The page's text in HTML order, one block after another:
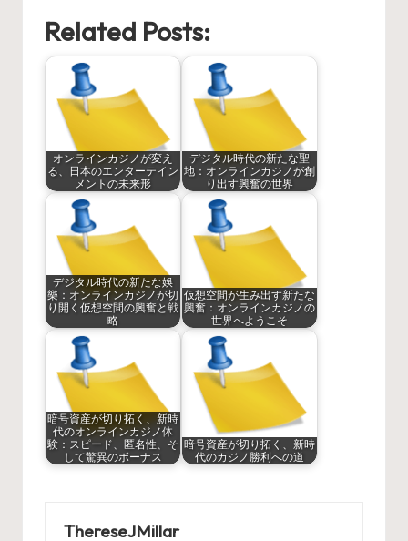
Related Posts:
オンラインカジノが変え
る、日本のエンターテイン
メントの未来形
デジタル時代の新たな聖
地：オンラインカジノが創
り出す興奮の世界
デジタル時代の新たな娛
樂：オンラインカジノが切
り開く仮想空間の興奮と戦
略
仮想空間が生み出す新たな
興奮：オンラインカジノの
世界へようこそ
暗号資産が切り拓く、新時
代のオンラインカジノ体
験：スピード、匿名性、そ
して驚異のボーナス
暗号資産が切り拓く、新時
代のカジノ勝利への道
ThereseJMillar